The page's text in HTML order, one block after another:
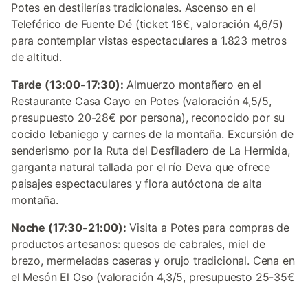
Potes en destilerías tradicionales. Ascenso en el
Teleférico de Fuente Dé (ticket 18€, valoración 4,6/5)
para contemplar vistas espectaculares a 1.823 metros
de altitud.
Tarde (13:00-17:30): Almuerzo montañero en el
Restaurante Casa Cayo en Potes (valoración 4,5/5,
presupuesto 20-28€ por persona), reconocido por su
cocido lebaniego y carnes de la montaña. Excursión de
senderismo por la Ruta del Desfiladero de La Hermida,
garganta natural tallada por el río Deva que ofrece
paisajes espectaculares y flora autóctona de alta
montaña.
Noche (17:30-21:00): Visita a Potes para compras de
productos artesanos: quesos de cabrales, miel de
brezo, mermeladas caseras y orujo tradicional. Cena en
el Mesón El Oso (valoración 4,3/5, presupuesto 25-35€